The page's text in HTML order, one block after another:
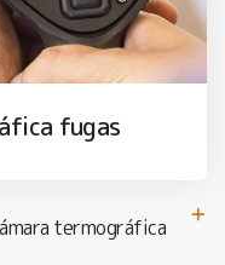
fugas
termográfica